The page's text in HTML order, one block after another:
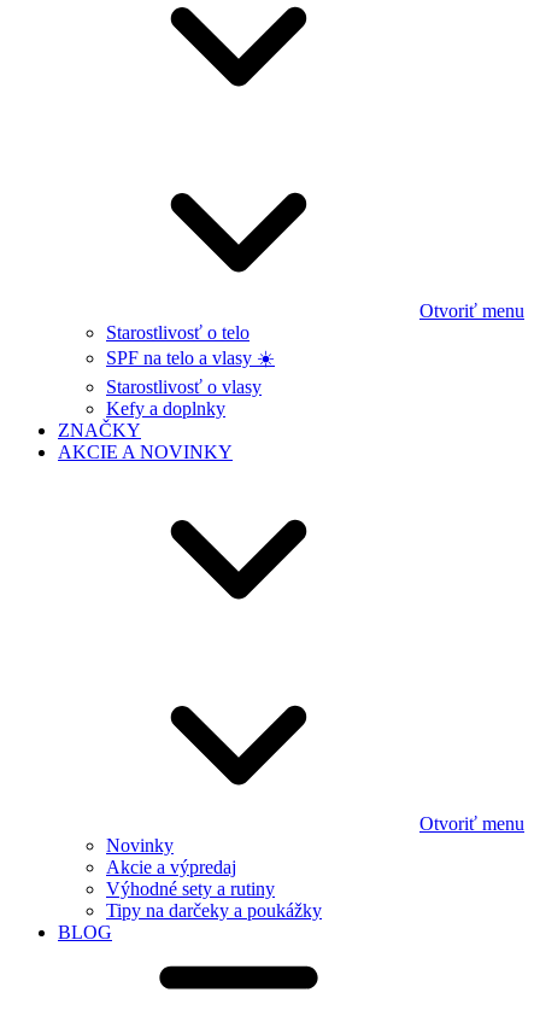
Otvoriť menu
Starostlivosť o telo
SPF na telo a vlasy ☀️
Starostlivosť o vlasy
Kefy a doplnky
ZNAČKY
AKCIE A NOVINKY
Otvoriť menu
Novinky
Akcie a výpredaj
Výhodné sety a rutiny
Tipy na darčeky a poukážky
BLOG